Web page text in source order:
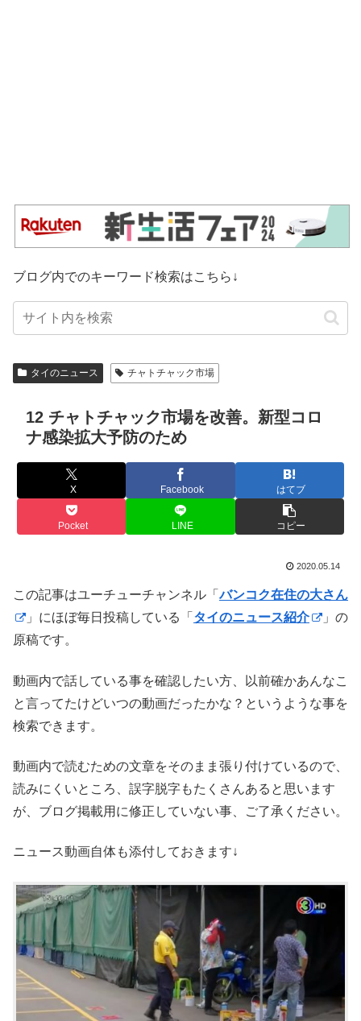
ブログ内でのキーワード検索はこちら↓
タイのニュース チャトチャック市場
12 チャトチャック市場を改善。新型コロ
ナ感染拡大予防のため
X Facebook はてブ
Pocket LINE コピー
2020.05.14
この記事はユーチューチャンネル「バンコク在住の大さん
」にほぼ毎日投稿している「 タイのニュース紹介
」の
原稿です。
動画内で話している事を確認したい方、以前確かあんなこ
と言ってたけどいつの動画だったかな？というような事を
検索できます。
動画内で読むための文章をそのまま張り付けているので、
読みにくいところ、誤字脱字もたくさんあると思います
が、ブログ掲載用に修正していない事、ご了承ください。
ニュース動画自体も添付しておきます↓